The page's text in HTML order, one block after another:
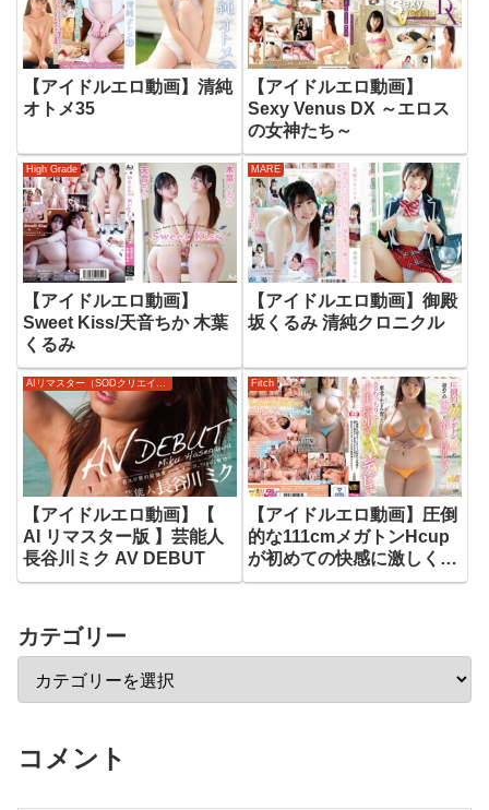
【アイドルエロ動画】清純
オトメ35
【アイドルエロ動画】
Sexy Venus DX ～エロス
の女神たち～
High Grade
【アイドルエロ動画】
Sweet Kiss/天音ちか 木葉
くるみ
MARE
【アイドルエロ動画】御殿
坂くるみ 清純クロニクル
AIリマスター（SODクリエイト）
【アイドルエロ動画】【
AI リマスター版 】芸能人
長谷川ミク AV DEBUT
Fitch
【アイドルエロ動画】圧倒
的な111cmメガトンHcup
が初めての快感に激しく揺
れる！東北で生まれ育った
カテゴリー
コメント